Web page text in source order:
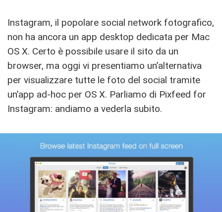
Instagram, il popolare social network fotografico,
non ha ancora un app desktop dedicata per Mac
OS X. Certo è possibile usare il sito da un
browser, ma oggi vi presentiamo un’alternativa
per visualizzare tutte le foto del social tramite
un’app ad-hoc per OS X. Parliamo di Pixfeed for
Instagram: andiamo a vederla subito.